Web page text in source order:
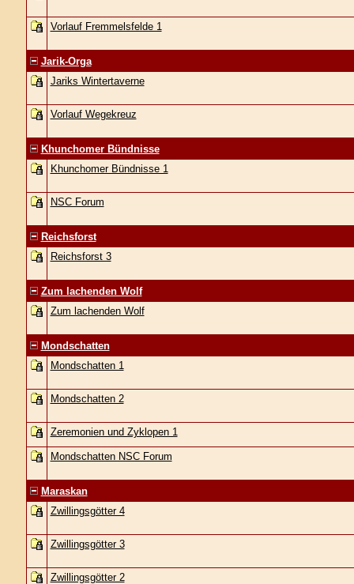
Vorlauf Fremmelsfelde 1
Jarik-Orga
Jariks Wintertaverne
Vorlauf Wegekreuz
Khunchomer Bündnisse
Khunchomer Bündnisse 1
NSC Forum
Reichsforst
Reichsforst 3
Zum lachenden Wolf
Zum lachenden Wolf
Mondschatten
Mondschatten 1
Mondschatten 2
Zeremonien und Zyklopen 1
Mondschatten NSC Forum
Maraskan
Zwillingsgötter 4
Zwillingsgötter 3
Zwillingsgötter 2